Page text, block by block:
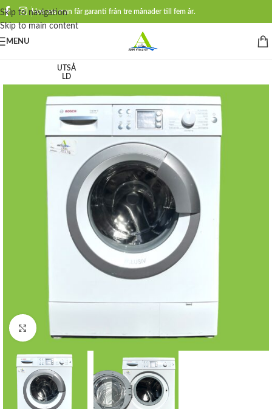
Skip to navigation
Skip to main content
Hos oss man får garanti från tre månader till fem år.
MENU
UTSÅ
LD
Click to enlarge